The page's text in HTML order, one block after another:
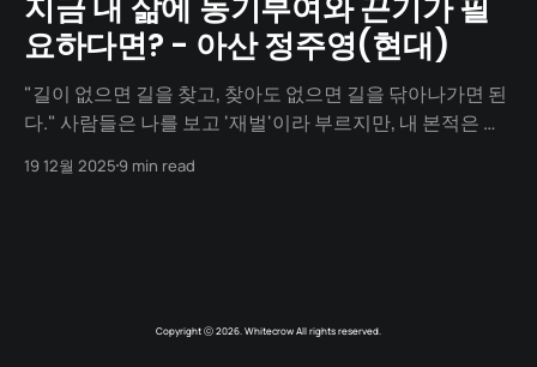
요하다면? - 아산 정주영(현대)
"길이 없으면 길을 찾고, 찾아도 없으면 길을 닦아나가면 된
다." 사람들은 나를 보고 '재벌'이라 부르지만, 내 본적은 평
태어났다. 배운 것도 없고, 가진 것도 없었다. 내 자산이라고
19 12월 20259 min read
Copyright ⓒ 2026. Whitecrow All rights reserved.